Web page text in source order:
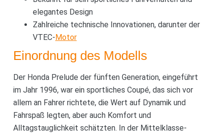
elegantes Design
Zahlreiche technische Innovationen, darunter der
VTEC-Motor
Einordnung des Modells
Der Honda Prelude der fünften Generation, eingeführt
im Jahr 1996, war ein sportliches Coupé, das sich vor
allem an Fahrer richtete, die Wert auf Dynamik und
Fahrspaß legten, aber auch Komfort und
Alltagstauglichkeit schätzten. In der Mittelklasse-